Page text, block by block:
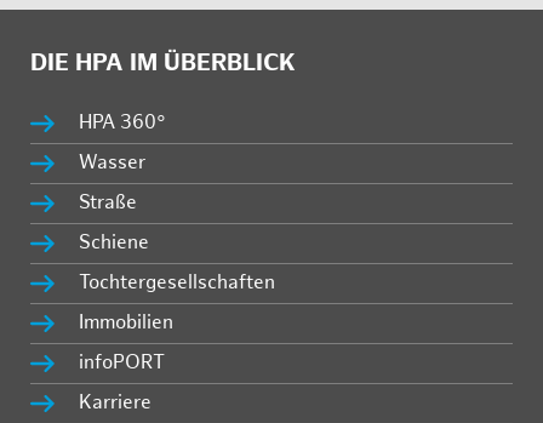
DIE HPA IM ÜBERBLICK
HPA 360°
Wasser
Straße
Schiene
Tochtergesellschaften
Immobilien
infoPORT
Karriere